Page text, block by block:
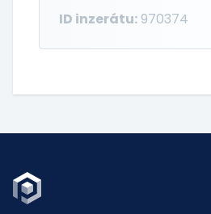
ID inzerátu: 970374